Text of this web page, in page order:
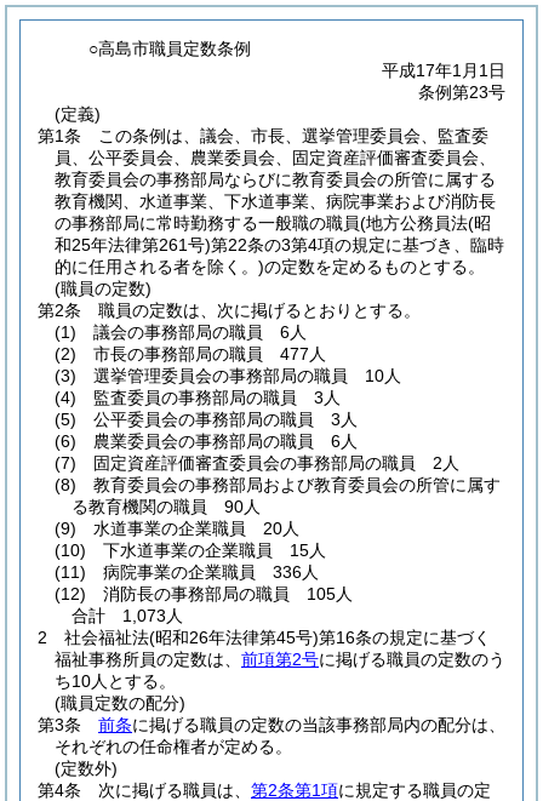
○高島市職員定数条例
平成17年1月1日
条例第23号
(定義)
第1条
この条例は、議会、市長、選挙管理委員会、監査委
員、公平委員会、農業委員会、固定資産評価審査委員会、
教育委員会の事務部局ならびに教育委員会の所管に属する
教育機関、水道事業、下水道事業、病院事業および消防長
の事務部局に常時勤務する一般職の職員(地方公務員法(昭
和25年法律第261号)第22条の3第4項の規定に基づき、臨時
的に任用される者を除く。)の定数を定めるものとする。
(職員の定数)
第2条
職員の定数は、次に掲げるとおりとする。
(1)
議会の事務部局の職員 6人
(2)
市長の事務部局の職員 477人
(3)
選挙管理委員会の事務部局の職員 10人
(4)
監査委員の事務部局の職員 3人
(5)
公平委員会の事務部局の職員 3人
(6)
農業委員会の事務部局の職員 6人
(7)
固定資産評価審査委員会の事務部局の職員 2人
(8)
教育委員会の事務部局および教育委員会の所管に属す
る教育機関の職員 90人
(9)
水道事業の企業職員 20人
(10)
下水道事業の企業職員 15人
(11)
病院事業の企業職員 336人
(12)
消防長の事務部局の職員 105人
合計 1,073人
2
社会福祉法(昭和26年法律第45号)第16条の規定に基づく
福祉事務所員の定数は、 前項第2号に掲げる職員の定数のう
ち10人とする。
(職員定数の配分)
第3条
前条に掲げる職員の定数の当該事務部局内の配分は、
それぞれの任命権者が定める。
(定数外)
第4条
次に掲げる職員は、 第2条第1項に規定する職員の定